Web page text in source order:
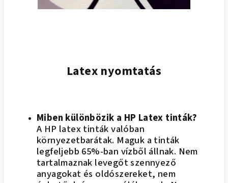
Latex nyomtatás
Miben különbözik a HP Latex tinták?
A HP latex tinták valóban
környezetbarátak. Maguk a tinták
legfeljebb 65%-ban vízből állnak. Nem
tartalmaznak levegőt szennyező
anyagokat és oldószereket, nem